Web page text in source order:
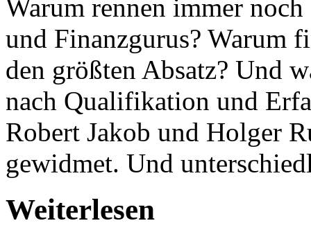
Warum rennen immer
und Finanzgurus? Warum
den größten Absatz? Und
nach Qualifikation und
Robert Jakob und Holger
gewidmet. Und
Weiterlesen